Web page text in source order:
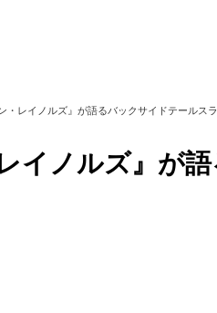
・レイノルズ』が語るバックサイドテールス
イノルズ』が